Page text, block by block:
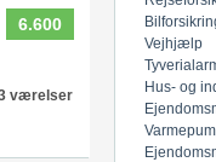
6.600
værelser
Vejhjælp
Hus- og